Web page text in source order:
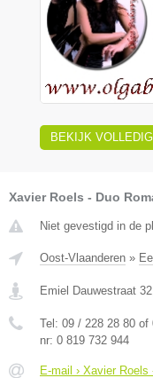
BEKIJK
Xavier Roels - Duo
Niet gevestigd in de
Oost-Vlaanderen »
Emiel Dauwestraat 32
Tel: 09 / 228 28 80 of
nr: 0 819 732 944
E-mail › Xavier